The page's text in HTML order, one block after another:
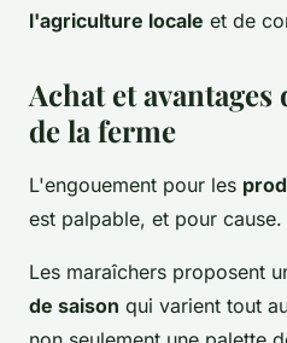
l'agriculture locale et de
Achat et
de la ferme
L'engouement pour les
est palpable, et pour cause.
Les maraîchers proposent
de saison qui varient tout